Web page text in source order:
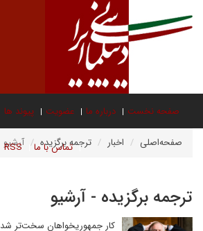
صفحه نخست درباره ما عضویت پیوند ها
تماس با ما RSS صفحه‌اصلی اخبار ترجمه برگزیده آرشیو
ترجمه برگزیده - آرشیو
کار جمهوریخواهان سخت‌تر شد